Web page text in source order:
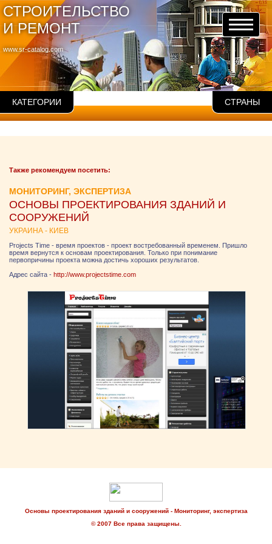
www.sr-catalog.com
СТРОИТЕЛЬСТВО
И РЕМОНТ
КАТЕГОРИИ СТРАНЫ
Также рекомендуем посетить:
МОНИТОРИНГ, ЭКСПЕРТИЗА
ОСНОВЫ ПРОЕКТИРОВАНИЯ ЗДАНИЙ И
СООРУЖЕНИЙ
УКРАИНА - КИЕВ
Projects Time - время проектов - проект востребованный временем. Пришло
время вернутся к основам проектирования. Только при понимание
первопричины проекта можна достичь хороших результатов.
Адрес сайта - http://www.projectstime.com
Основы проектирования зданий и сооружений - Мониторинг, экспертиза
© 2007 Все права защищены.